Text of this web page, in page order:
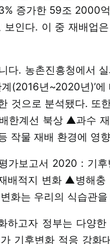
증가한 59조 2000
보인다. 이 중 재배업
다. 농촌진흥청에서
(2016년~2020년)’
것으로 분석됐다. 또
한계선 북상 ▲과수
작물 재배 환경에 영
가보고서 2020 : 기
적지 변화 ▲병해충
화는 우리의 식습관
하고자 정부는 다양
기후변화 적응 강화